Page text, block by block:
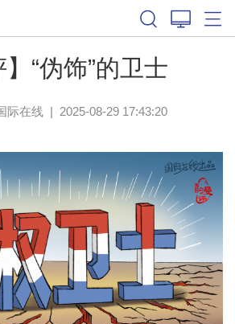
】“伪饰”的卫士
际在线| 2025-08-29 17:43:20